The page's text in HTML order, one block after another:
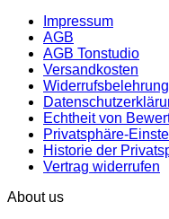
Impressum
AGB
AGB Tonstudio
Versandkosten
Widerrufsbelehrung
Echtheit von
Privatsphäre-
Historie der
Vertrag widerrufen
About us